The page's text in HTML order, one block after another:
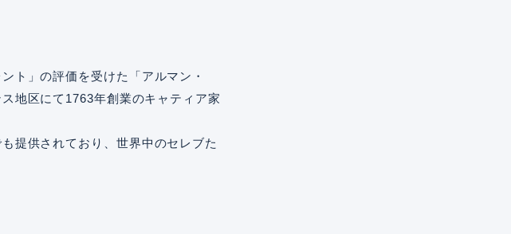
ト」の評価を受けた「アルマン・
地区にて1763年創業のキャティア家
提供されており、世界中のセレブた